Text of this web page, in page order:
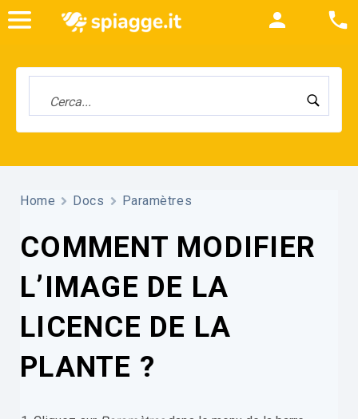
Home Docs Paramètres
COMMENT MODIFIER
L’IMAGE DE LA
LICENCE DE LA
PLANTE ?